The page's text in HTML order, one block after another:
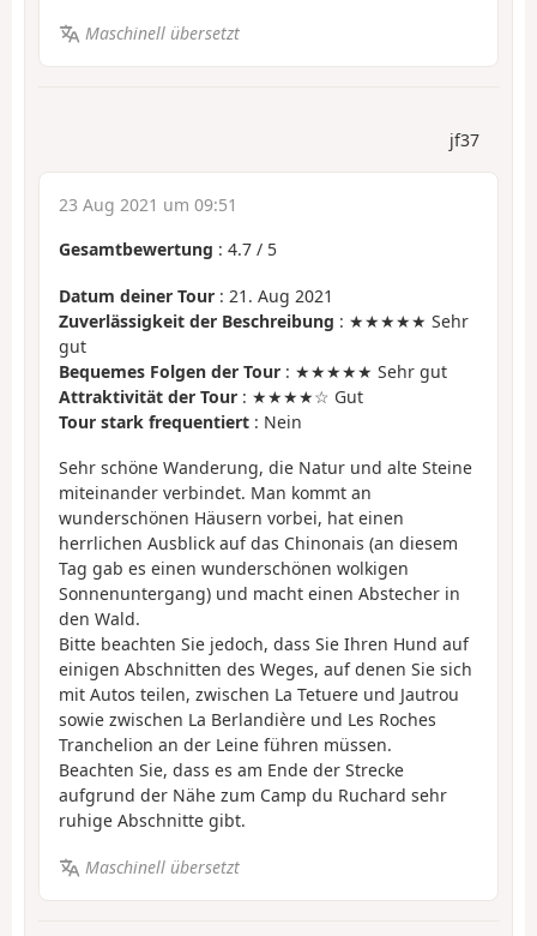
Maschinell übersetzt
jf37
23 Aug 2021 um 09:51
Gesamtbewertung : 4.7 / 5
Datum deiner Tour : 21. Aug 2021
Zuverlässigkeit der Beschreibung : ★★★★★ Sehr
gut
Bequemes Folgen der Tour : ★★★★★ Sehr gut
Attraktivität der Tour : ★★★★☆ Gut
Tour stark frequentiert : Nein
Sehr schöne Wanderung, die Natur und alte Steine
miteinander verbindet. Man kommt an
wunderschönen Häusern vorbei, hat einen
herrlichen Ausblick auf das Chinonais (an diesem
Tag gab es einen wunderschönen wolkigen
Sonnenuntergang) und macht einen Abstecher in
den Wald.
Bitte beachten Sie jedoch, dass Sie Ihren Hund auf
einigen Abschnitten des Weges, auf denen Sie sich
mit Autos teilen, zwischen La Tetuere und Jautrou
sowie zwischen La Berlandière und Les Roches
Tranchelion an der Leine führen müssen.
Beachten Sie, dass es am Ende der Strecke
aufgrund der Nähe zum Camp du Ruchard sehr
ruhige Abschnitte gibt.
Maschinell übersetzt